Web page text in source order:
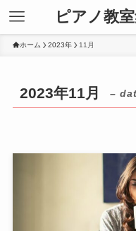
ピアノ教
ホーム 2023年 11月
2023年11月 –